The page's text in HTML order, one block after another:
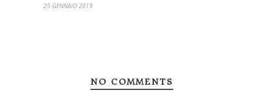
25 GENNAIO 2019
NO COMMENTS